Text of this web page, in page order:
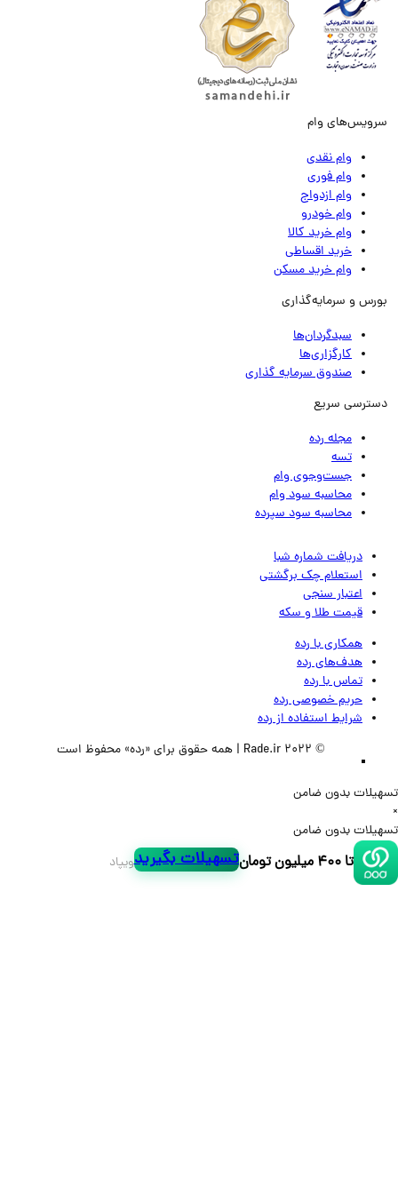
وام
وام نقدی
وام فوری
وام ازدواج
وام خودرو
وام خرید کالا
خرید اقساطی
وام خرید مسکن
و سرمایه‌گذاری
سبدگردان‌ها
کارگزاری‌ها
صندوق سرمایه گذاری
سریع
مجله رده
تسه
جست‌وجوی وام
محاسبه سود وام
محاسبه سود سپرده
دریافت شماره شبا
استعلام چک برگشتی
اعتبار سنجی
قیمت طلا و سکه
همکاری با رده
هدف‌های رده
تماس‌ با‌ رده
حریم خصوصی رده
شرایط استفاده از رده
بدون ضامن
بدون ضامن
تا ۴۰۰ میلیون تومان تسهیلات بگیریدویپاد